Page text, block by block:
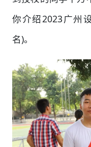
你介绍2023广州
名)。